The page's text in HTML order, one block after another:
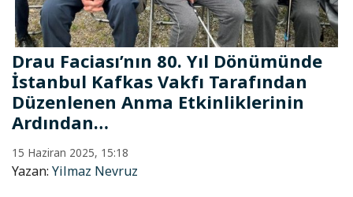
Drau Faciası’nın 80. Yıl Dönümünde
İstanbul Kafkas Vakfı Tarafından
Düzenlenen Anma Etkinliklerinin
Ardından…
15 Haziran 2025, 15:18
Yazan: Yilmaz Nevruz